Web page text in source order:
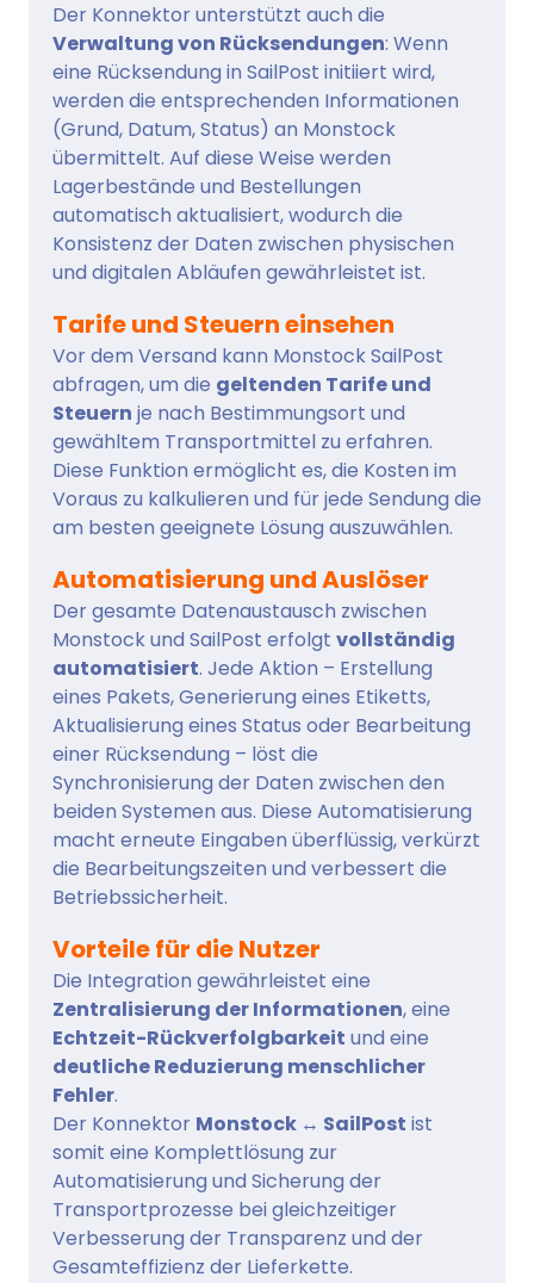
Der Konnektor unterstützt auch die
Verwaltung von Rücksendungen: Wenn
eine Rücksendung in SailPost initiiert wird,
werden die entsprechenden Informationen
(Grund, Datum, Status) an Monstock
übermittelt. Auf diese Weise werden
Lagerbestände und Bestellungen
automatisch aktualisiert, wodurch die
Konsistenz der Daten zwischen physischen
und digitalen Abläufen gewährleistet ist.
Tarife und Steuern einsehen
Vor dem Versand kann Monstock SailPost
abfragen, um die geltenden Tarife und
Steuern je nach Bestimmungsort und
gewähltem Transportmittel zu erfahren.
Diese Funktion ermöglicht es, die Kosten im
Voraus zu kalkulieren und für jede Sendung die
am besten geeignete Lösung auszuwählen.
Automatisierung und Auslöser
Der gesamte Datenaustausch zwischen
Monstock und SailPost erfolgt vollständig
automatisiert. Jede Aktion – Erstellung
eines Pakets, Generierung eines Etiketts,
Aktualisierung eines Status oder Bearbeitung
einer Rücksendung – löst die
Synchronisierung der Daten zwischen den
beiden Systemen aus. Diese Automatisierung
macht erneute Eingaben überflüssig, verkürzt
die Bearbeitungszeiten und verbessert die
Betriebssicherheit.
Vorteile für die Nutzer
Die Integration gewährleistet eine
Zentralisierung der Informationen, eine
Echtzeit-Rückverfolgbarkeit und eine
deutliche Reduzierung menschlicher
Fehler.
Der Konnektor Monstock ↔ SailPost ist
somit eine Komplettlösung zur
Automatisierung und Sicherung der
Transportprozesse bei gleichzeitiger
Verbesserung der Transparenz und der
Gesamteffizienz der Lieferkette.